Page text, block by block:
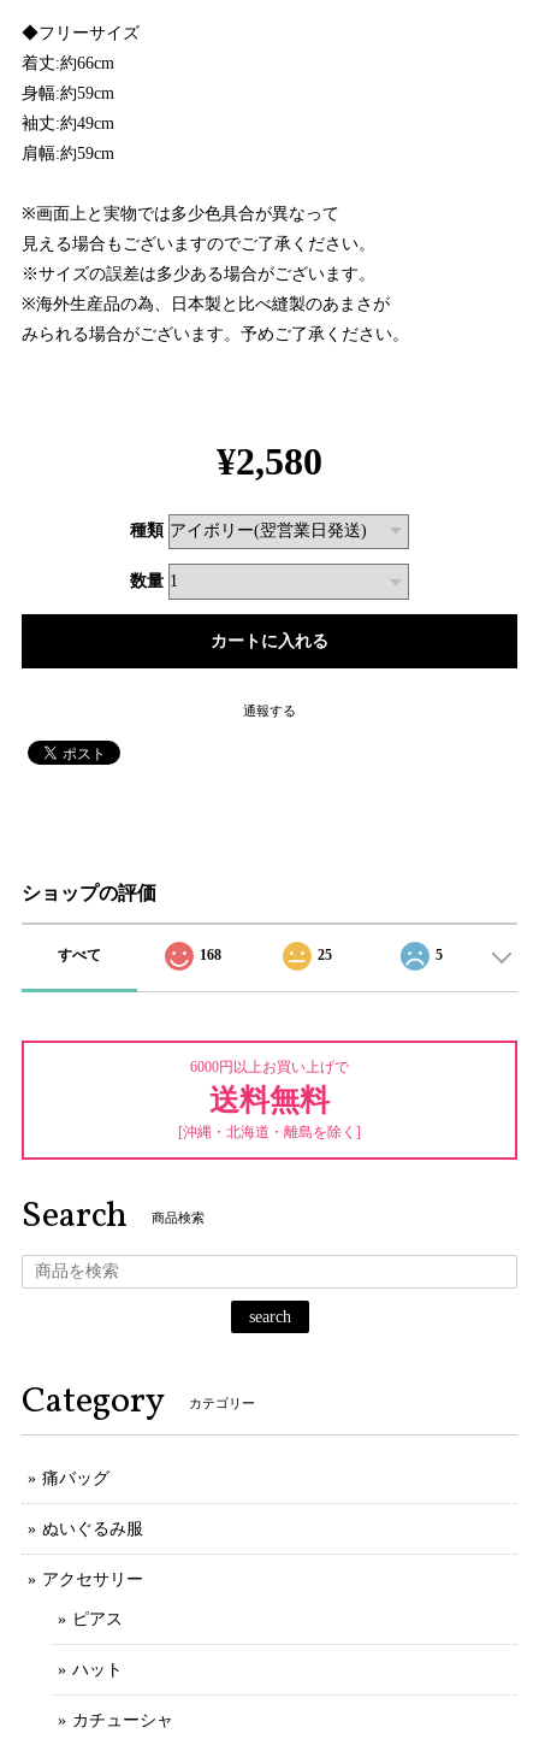
◆フリーサイズ
着丈:約66cm
身幅:約59cm
袖丈:約49cm
肩幅:約59cm
※画面上と実物では多少色具合が異なって
見える場合もございますのでご了承ください。
※サイズの誤差は多少ある場合がございます。
※海外生産品の為、日本製と比べ縫製のあまさが
みられる場合がございます。予めご了承ください。
¥2,580
種類
数量
通報する
ショップの評価
すべて 168 25 5
6000円以上お買い上げで
送料無料
[沖縄・北海道・離島を除く]
Search 商品検索
search
Category カテゴリー
痛バッグ
ぬいぐるみ服
アクセサリー
ピアス
ハット
カチューシャ